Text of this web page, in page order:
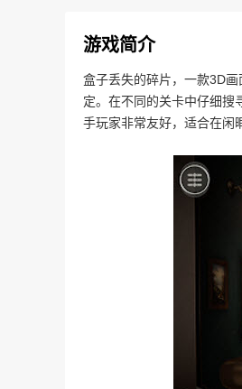
游戏简介
盒子丢失的碎片，一款3D
定。在不同的关卡中仔细搜
手玩家非常友好，适合在闲